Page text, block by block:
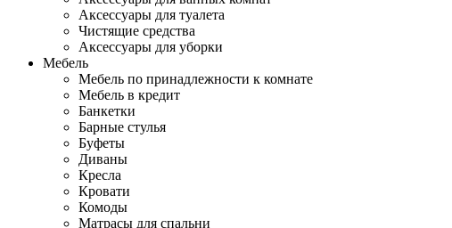
Аксессуары для туалета
Чистящие средства
Аксессуары для уборки
Мебель
Мебель по принадлежности к комнате
Мебель в кредит
Банкетки
Барные стулья
Буфеты
Диваны
Кресла
Кровати
Комоды
Матрасы для спальни